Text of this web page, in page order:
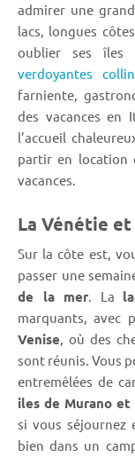
admirer une
lacs, longues
oublier ses îles
verdoyantes
farniente,
des vacances en
l’accueil
partir en location
vacances.
La Vénétie
Sur la côte est,
passer une
de la mer. La
marquants, avec
Venise, où des
sont réunis. Vous
entremêlées de
iles de Murano et
si vous séjournez
bien dans un